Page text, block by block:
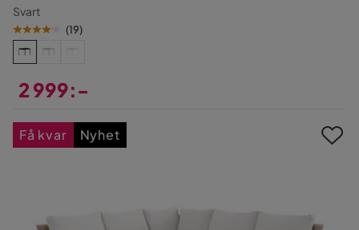
Svart
(19)
2 999:-
Få kvar Nyhet